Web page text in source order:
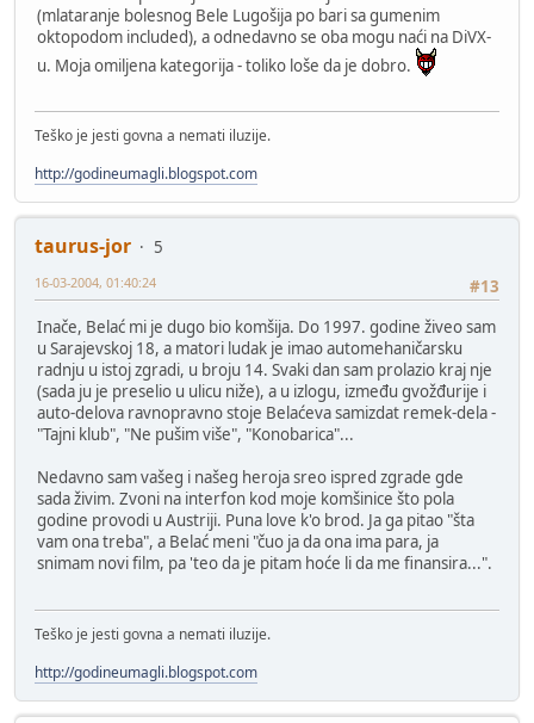
(mlataranje bolesnog Bele Lugošija po bari sa gumenim
oktopodom included), a odnedavno se oba mogu naći na DiVX-
u. Moja omiljena kategorija - toliko loše da je dobro.
Teško je jesti govna a nemati iluzije.
http://godineumagli.blogspot.com
taurus-jor
5
#13
16-03-2004, 01:40:24
Inače, Belać mi je dugo bio komšija. Do 1997. godine živeo sam
u Sarajevskoj 18, a matori ludak je imao automehaničarsku
radnju u istoj zgradi, u broju 14. Svaki dan sam prolazio kraj nje
(sada ju je preselio u ulicu niže), a u izlogu, između gvožđurije i
auto-delova ravnopravno stoje Belaćeva samizdat remek-dela -
"Tajni klub", "Ne pušim više", "Konobarica"...
Nedavno sam vašeg i našeg heroja sreo ispred zgrade gde
sada živim. Zvoni na interfon kod moje komšinice što pola
godine provodi u Austriji. Puna love k'o brod. Ja ga pitao "šta
vam ona treba", a Belać meni "čuo ja da ona ima para, ja
snimam novi film, pa 'teo da je pitam hoće li da me finansira...".
Teško je jesti govna a nemati iluzije.
http://godineumagli.blogspot.com